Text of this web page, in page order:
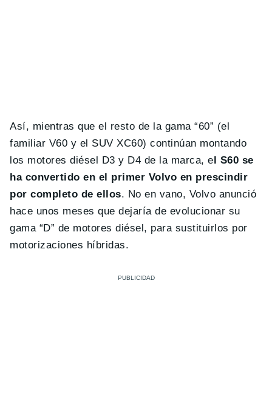
Así, mientras que el resto de la gama “60” (el
familiar V60 y el SUV XC60) continúan montando
los motores diésel D3 y D4 de la marca, e l S60 se
ha convertido en el primer Volvo en prescindir
por completo de ellos. No en vano, Volvo anunció
hace unos meses que dejaría de evolucionar su
gama “D” de motores diésel, para sustituirlos por
motorizaciones híbridas.